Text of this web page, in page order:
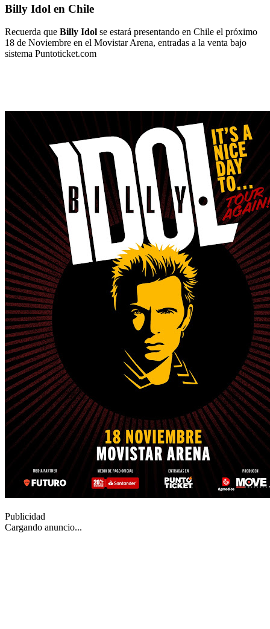
Billy Idol en Chile
Recuerda que Billy Idol se estará presentando en Chile el próximo
18 de Noviembre en el Movistar Arena, entradas a la venta bajo
sistema Puntoticket.com
Publicidad
Cargando anuncio...